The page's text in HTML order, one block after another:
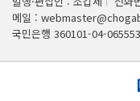
메일 :
국민은행 360101-04-